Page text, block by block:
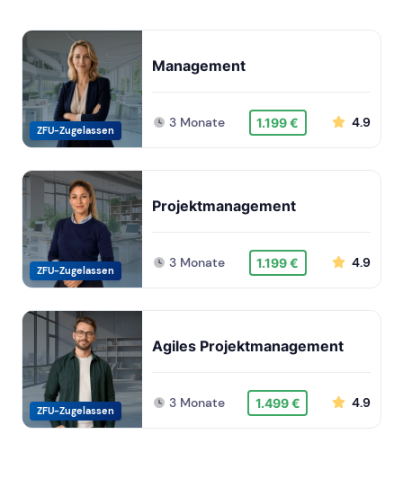
ZFU-Zugelassen
Management
3 Monate 1.199 € 4.9
ZFU-Zugelassen
Projektmanagement
3 Monate 1.199 € 4.9
ZFU-Zugelassen
Agiles Projektmanagement
3 Monate 1.499 € 4.9